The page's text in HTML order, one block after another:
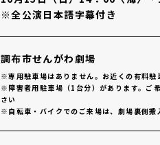
※全公演日本語字幕付き
調布市せんがわ劇場
※専用駐車場はありません。お近くの有料駐
※障害者用駐車場（1台分）があります。ご
さい
※自転車・バイクでのご来場は、劇場裏側搬